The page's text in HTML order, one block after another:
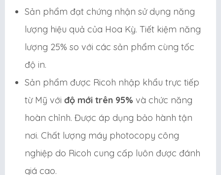
Sản phẩm đạt chứng nhận sử dụng năng
lượng hiệu quả của Hoa Kỳ. Tiết kiệm năng
lượng 25% so với các sản phẩm cùng tốc
độ in.
Sản phẩm được Ricoh nhập khẩu trực tiếp
từ Mỹ với độ mới trên 95% và chức năng
hoàn chỉnh. Được áp dụng bảo hành tận
nơi. Chất lượng máy photocopy công
nghiệp do Ricoh cung cấp luôn được đánh
giá cao.